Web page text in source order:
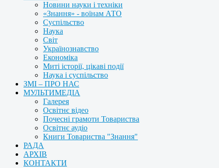
Новини науки і техніки
«Знання» - воїнам АТО
Суспільство
Наука
Світ
Українознавство
Економіка
Миті історії, цікаві події
Наука і суспільство
ЗМІ – ПРО НАС
МУЛЬТИМЕДІА
Галерея
Освітнє відео
Почесні грамоти Товариства
Освітнє аудіо
Книги Товариства "Знання"
РАДА
АРХІВ
КОНТАКТИ